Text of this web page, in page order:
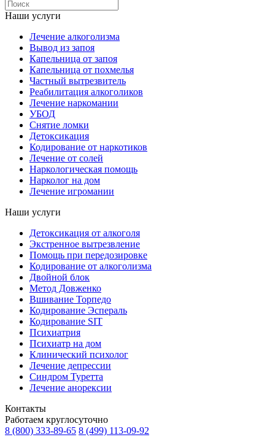
Наши услуги
Лечение алкоголизма
Вывод из запоя
Капельница от запоя
Капельница от похмелья
Частный вытрезвитель
Реабилитация алкоголиков
Лечение наркомании
УБОД
Снятие ломки
Детоксикация
Кодирование от наркотиков
Лечение от солей
Наркологическая помощь
Нарколог на дом
Лечение игромании
Наши услуги
Детоксикация от алкоголя
Экстренное вытрезвление
Помощь при передозировке
Кодирование от алкоголизма
Двойной блок
Метод Довженко
Вшивание Торпедо
Кодирование Эспераль
Кодирование SIT
Психиатрия
Психиатр на дом
Клинический психолог
Лечение депрессии
Синдром Туретта
Лечение анорексии
Контакты
Работаем круглосуточно
8 (800) 333-89-65 8 (499) 113-09-92